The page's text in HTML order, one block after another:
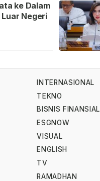
ke Dalam
Negeri
INTERNASIONAL
TEKNO
BISNIS FINANSIAL
ESGNOW
VISUAL
ENGLISH
TV
RAMADHAN